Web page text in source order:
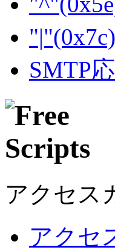
SMTP
アクセス
アクセ